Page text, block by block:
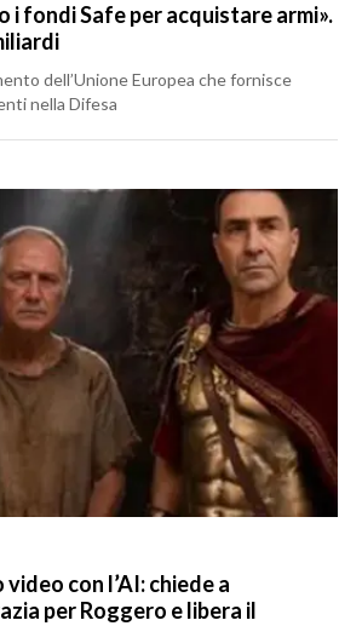
i fondi Safe per acquistare armi».
dell’Unione Europea che fornisce
nella Difesa
con l’AI: chiede a
per Roggero e libera il